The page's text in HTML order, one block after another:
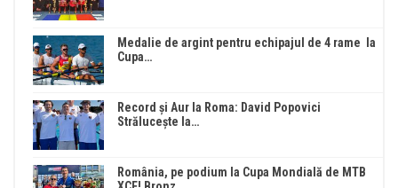
Medalie de argint pentru echipajul de 4 rame la
Cupa…
Record și Aur la Roma: David Popovici
Strălucește la…
România, pe podium la Cupa Mondială de MTB